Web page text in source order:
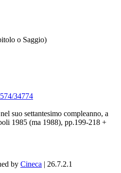
o Saggio)
34774
suo settantesimo compleanno, a
1985 (ma 1988), pp.199-218 +
by Cineca | 26.7.2.1